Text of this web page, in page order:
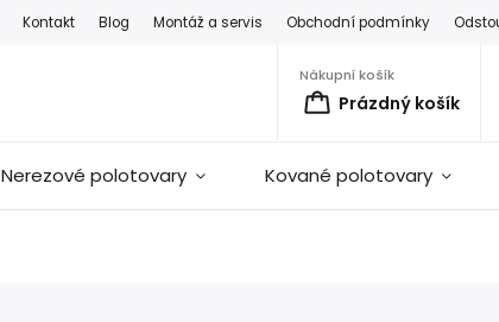
Kontakt Blog Montáž a servis Obchodní podmínky
Nákupní košík
Prázdný košík
Nerezové polotovary Kované polotovary